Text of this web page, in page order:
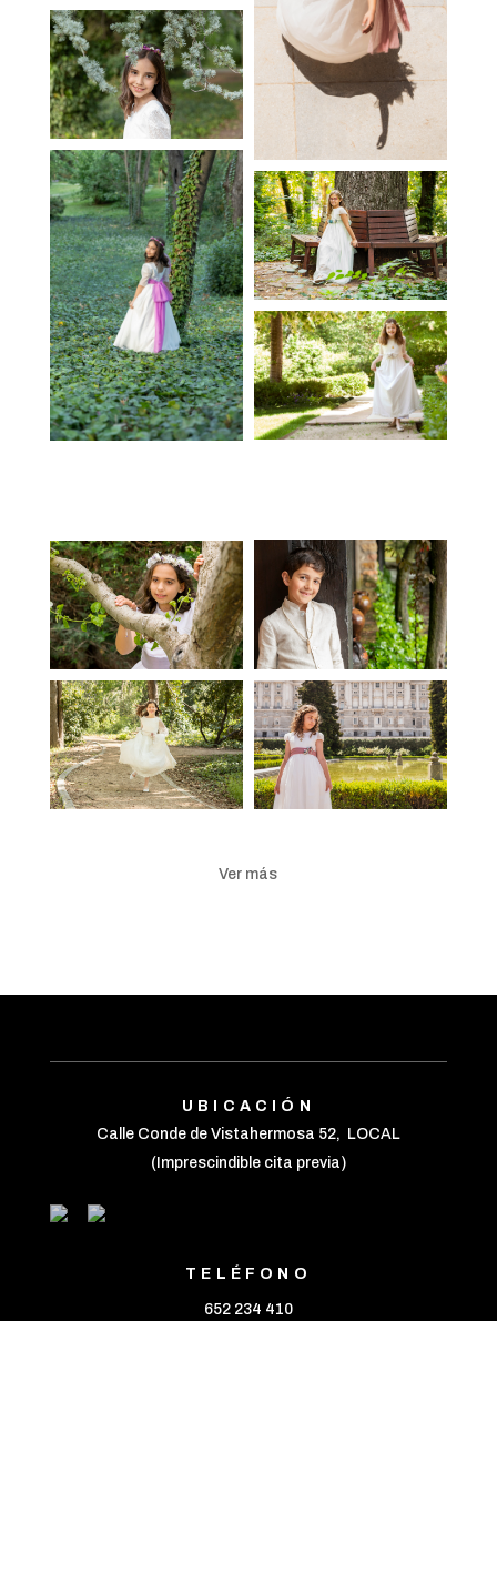
Ver más
UBICACIÓN
Calle Conde de Vistahermosa 52, LOCAL
(Imprescindible cita previa)
TELÉFONO
652 234 410